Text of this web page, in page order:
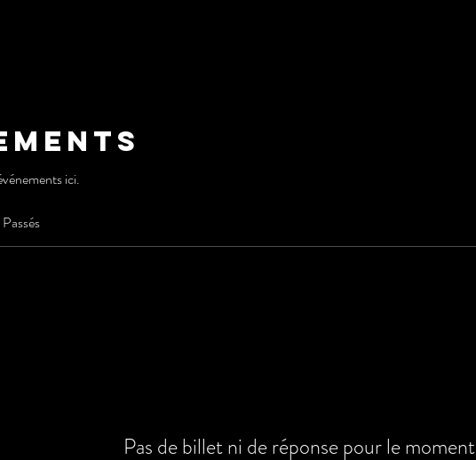
ici.
Passés
Pas de billet ni de réponse pour le moment